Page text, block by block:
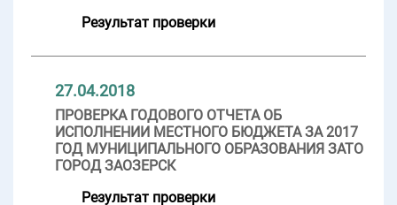
Результат проверки
27.04.2018
ПРОВЕРКА ГОДОВОГО ОТЧЕТА ОБ
ИСПОЛНЕНИИ МЕСТНОГО БЮДЖЕТА ЗА 2017
ГОД МУНИЦИПАЛЬНОГО ОБРАЗОВАНИЯ ЗАТО
ГОРОД ЗАОЗЕРСК
Результат проверки